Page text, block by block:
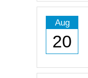
Aug
20